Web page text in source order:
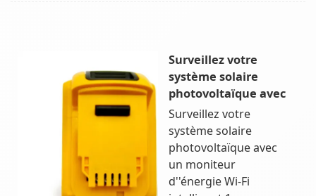
Surveillez votre
système solaire
photovoltaïque avec
Surveillez votre
système solaire
photovoltaïque avec
un moniteur
d''énergie Wi-Fi